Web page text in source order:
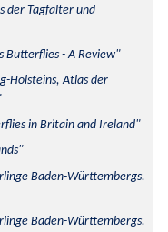
der Tagfalter und
Butterflies - A Review
Holsteins, Atlas der
in Britain and Ireland
Baden-Württembergs.
Baden-Württembergs.